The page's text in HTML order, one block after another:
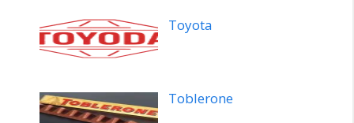
Toyota
Toblerone